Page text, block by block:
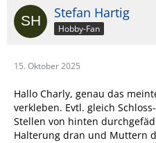
Stefan Hartig
Hobby-Fan
15. Oktober 2025
Hallo Charly, genau das
verkleben. Evtl. gleich
Stellen von hinten
Halterung dran und Muttern